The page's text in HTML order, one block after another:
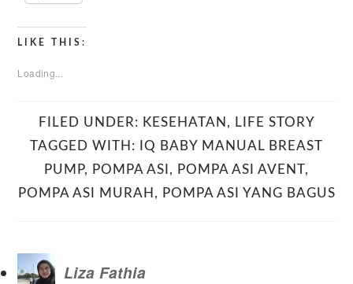
LIKE THIS:
Loading...
FILED UNDER: KESEHATAN , LIFE STORY
TAGGED WITH:
IQ BABY MANUAL BREAST
PUMP, POMPA ASI , POMPA ASI AVENT,
POMPA ASI MURAH , POMPA ASI YANG BAGUS
Liza Fathia